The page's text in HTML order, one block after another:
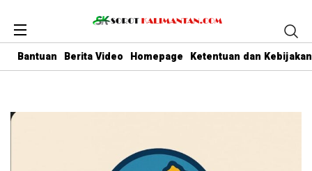
Bantuan Berita Video Homepage Ketentuan dan